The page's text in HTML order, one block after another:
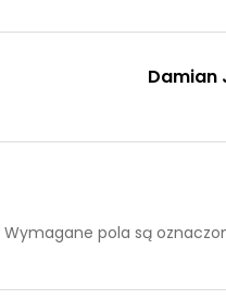
Damian
Wymagane pola są